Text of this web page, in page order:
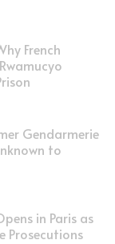
French
Gendarmerie
to
in Paris as
Prosecutions